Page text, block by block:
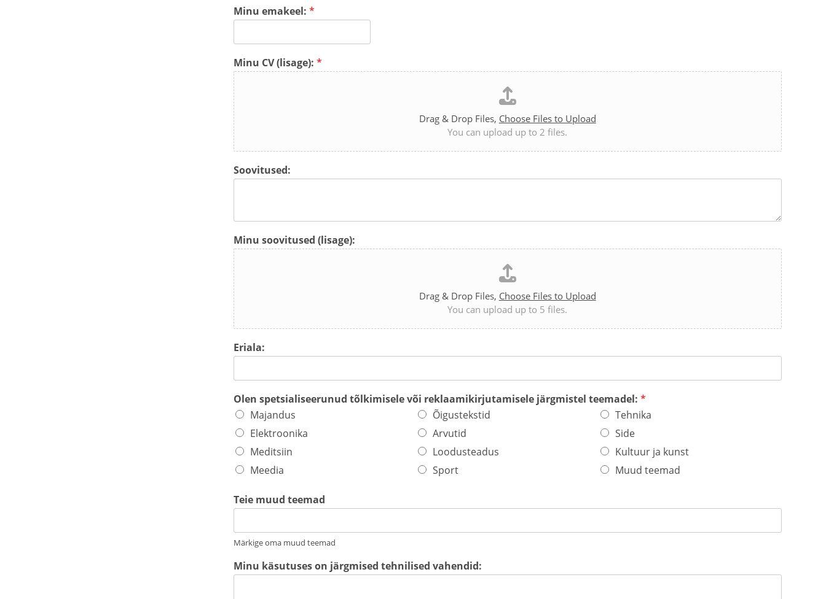
Minu emakeel: *
Minu CV (lisage): *
Drag & Drop Files, Choose Files to Upload
You can upload up to 2 files.
Soovitused:
Minu soovitused (lisage):
Drag & Drop Files, Choose Files to Upload
You can upload up to 5 files.
Eriala:
Olen spetsialiseerunud tõlkimisele või reklaamikirjutamisele järgmistel teemadel: *
Majandus
Õigustekstid
Tehnika
Elektroonika
Arvutid
Side
Meditsiin
Loodusteadus
Kultuur ja kunst
Meedia
Sport Muud teemad
Teie muud teemad
Märkige oma muud teemad
Minu käsutuses on järgmised tehnilised vahendid: